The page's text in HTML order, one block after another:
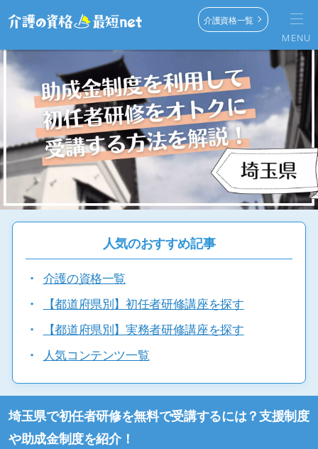
MENU
介護資格一覧
人気のおすすめ記事
・ 介護の資格一覧
・
【都道府県別】初任者研修講座を探す
・
【都道府県別】実務者研修講座を探す
・
人気コンテンツ一覧
埼玉県で初任者研修を無料で受講するには？支援制度
や助成金制度を紹介！